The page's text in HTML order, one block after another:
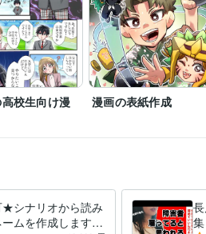
校生向け漫
漫画の表紙作成
★シナリオから読み
ムを作成します